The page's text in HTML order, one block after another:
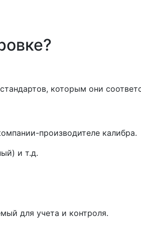
которым они
производителе калибра.
и т.д.
для учета и контроля.